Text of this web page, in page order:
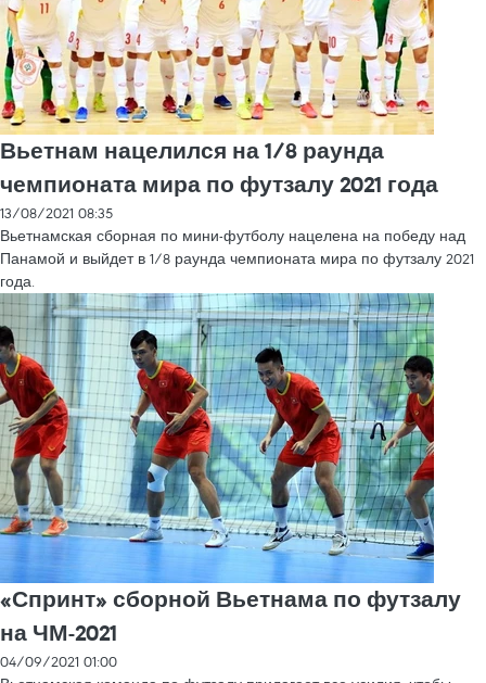
Вьетнам нацелился на 1/8 раунда
чемпионата мира по футзалу 2021 года
13/08/2021 08:35
Вьетнамская сборная по мини-футболу нацелена на победу над
Панамой и выйдет в 1/8 раунда чемпионата мира по футзалу 2021
года.
«Спринт» сборной Вьетнама по футзалу
на ЧМ-2021
04/09/2021 01:00